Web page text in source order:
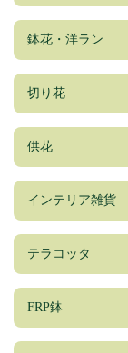
鉢花・洋ラン
切り花
供花
インテリア雑貨
テラコッタ
FRP鉢